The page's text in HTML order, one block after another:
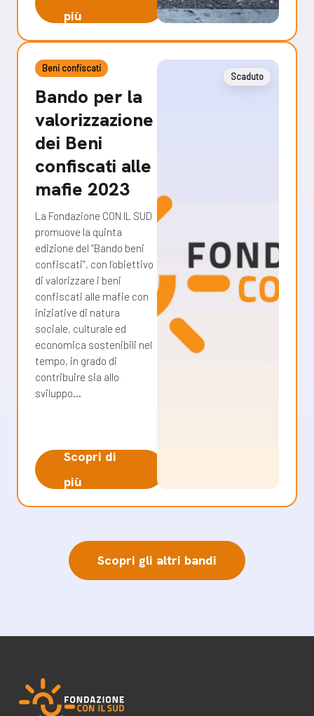
più
Beni confiscati
Bando per la
valorizzazione
dei Beni
confiscati alle
mafie 2023
La Fondazione CON IL SUD
promuove la quinta
edizione del “Bando beni
confiscati”, con l’obiettivo
di valorizzare i beni
confiscati alle mafie con
iniziative di natura
sociale, culturale ed
economica sostenibili nel
tempo, in grado di
contribuire sia allo
sviluppo…
Scopri di
più
Scaduto
Scopri gli altri bandi